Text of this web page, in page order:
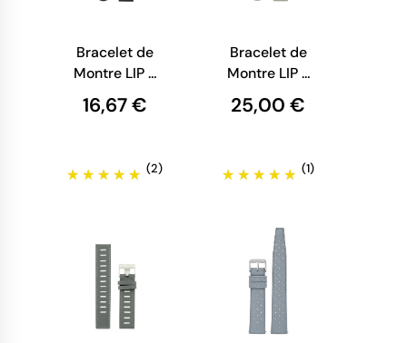
Bracelet de
Montre LIP -
Caoutchouc
noir - 20
16,67 €
(2)
Bracelet de
Montre LIP -
Caoutchouc
gris - 20 mm
25,00 €
(1)